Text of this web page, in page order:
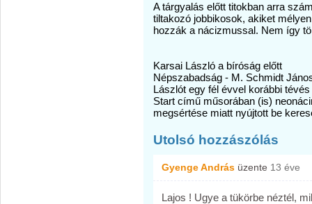
A tárgyalás előtt titokban arra
tiltakozó jobbikosok, akiket
hozzák a nácizmussal. Nem így
Karsai László a bíróság előtt
Népszabadság - M. Schmidt
Lászlót egy fél évvel korábbi
Start című műsorában (is)
megsértése miatt nyújtott be
Utolsó hozzászólás
Gyenge András üzente 13 éve
Lajos ! Ugye a tükörbe néztél,